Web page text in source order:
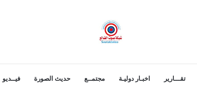
تقـــارير اخبـار دوليـة مجتمــع حديث الصورة فيــديو